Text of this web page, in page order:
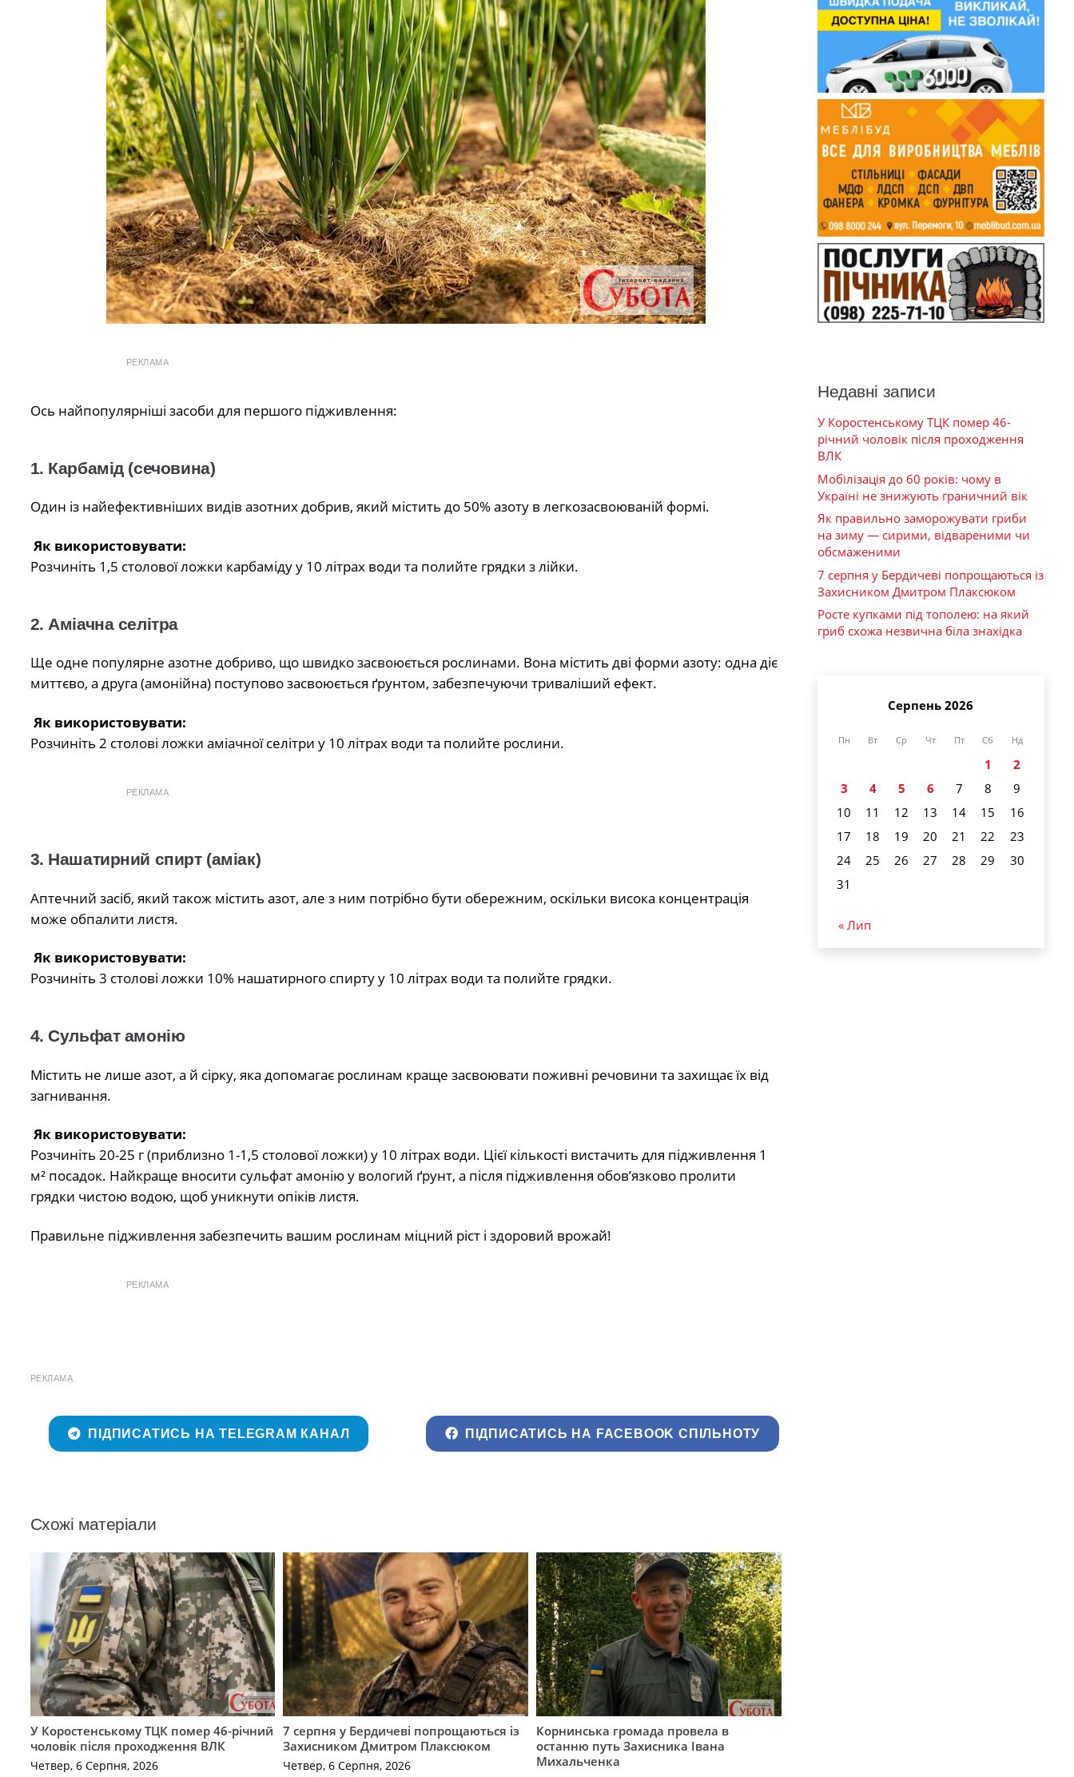
РЕКЛАМА
Ось найпопулярніші засоби для першого підживлення:
1. Карбамід (сечовина)
Один із найефективніших видів азотних добрив, який містить до 50% азоту в легкозасвоюваній формі.
Як використовувати:
Розчиніть 1,5 столової ложки карбаміду у 10 літрах води та полийте грядки з лійки.
2. Аміачна селітра
Ще одне популярне азотне добриво, що швидко засвоюється рослинами. Вона містить дві форми азоту: одна діє
миттєво, а друга (амонійна) поступово засвоюється ґрунтом, забезпечуючи триваліший ефект.
Як використовувати:
Розчиніть 2 столові ложки аміачної селітри у 10 літрах води та полийте рослини.
РЕКЛАМА
3. Нашатирний спирт (аміак)
Аптечний засіб, який також містить азот, але з ним потрібно бути обережним, оскільки висока концентрація
може обпалити листя.
Як використовувати:
Розчиніть 3 столові ложки 10% нашатирного спирту у 10 літрах води та полийте грядки.
4. Сульфат амонію
Містить не лише азот, а й сірку, яка допомагає рослинам краще засвоювати поживні речовини та захищає їх від
загнивання.
Як використовувати:
Розчиніть 20-25 г (приблизно 1-1,5 столової ложки) у 10 літрах води. Цієї кількості вистачить для підживлення 1
м² посадок. Найкраще вносити сульфат амонію у вологий ґрунт, а після підживлення обов’язково пролити
грядки чистою водою, щоб уникнути опіків листя.
Правильне підживлення забезпечить вашим рослинам міцний ріст і здоровий врожай!
РЕКЛАМА
РЕКЛАМА
ПІДПИСАТИСЬ НА TELEGRAM КАНАЛ ПІДПИСАТИСЬ НА FACEBOOK СПІЛЬНОТУ
Схожі матеріали
У Коростенському ТЦК помер 46-річний
чоловік після проходження ВЛК
Четвер, 6 Серпня, 2026
7 серпня у Бердичеві попрощаються із
Захисником Дмитром Плаксюком
Четвер, 6 Серпня, 2026
Корнинська громада провела в
останню путь Захисника Івана
Михальченка
Недавні записи
У Коростенському ТЦК помер 46-
річний чоловік після проходження
ВЛК
Мобілізація до 60 років: чому в
Україні не знижують граничний вік
Як правильно заморожувати гриби
на зиму — сирими, відвареними чи
обсмаженими
7 серпня у Бердичеві попрощаються із
Захисником Дмитром Плаксюком
Росте купками під тополею: на який
гриб схожа незвична біла знахідка
Серпень 2026
Пн Вт Ср Чт Пт Сб Нд
1
2
3
4 5 6 7 8
9
10
11 12 13 14 15
16
17
18 19 20 21 22
23
24
25 26 27 28 29
30
31
« Лип